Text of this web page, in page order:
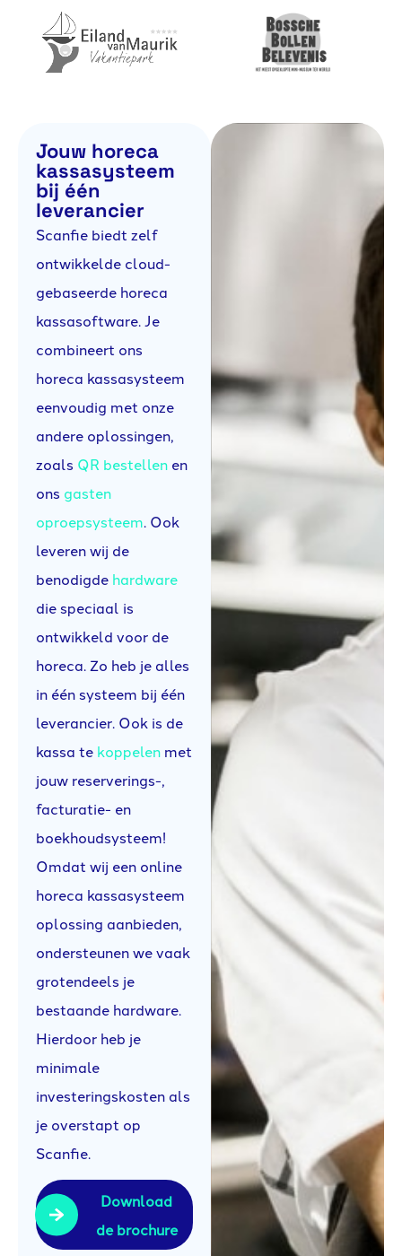
Jouw horeca
kassasysteem
bij één
leverancier
Scanfie biedt zelf
ontwikkelde cloud-
gebaseerde horeca
kassasoftware. Je
combineert ons
horeca kassasysteem
eenvoudig met onze
andere oplossingen,
zoals QR bestellen en
ons gasten
oproepsysteem. Ook
leveren wij de
benodigde hardware
die speciaal is
ontwikkeld voor de
horeca. Zo heb je alles
in één systeem bij één
leverancier. Ook is de
kassa te koppelen met
jouw reserverings-,
facturatie- en
boekhoudsysteem!
Omdat wij een online
horeca kassasysteem
oplossing aanbieden,
ondersteunen we vaak
grotendeels je
bestaande hardware.
Hierdoor heb je
minimale
investeringskosten als
je overstapt op
Scanfie.
Download
de brochure